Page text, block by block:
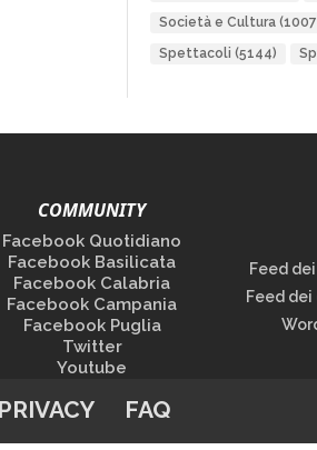
Società e Cultura
Spettacoli (5144)
COMMUNITY
Facebook Quotidiano
Facebook Basilicata
Facebook Calabria
Facebook Campania
Facebook Puglia
Twitter
Youtube
Feed
Feed
PRIVACY FAQ